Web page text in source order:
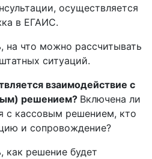
осуществляется
в ЕГАИС.
на что можно рассчитывать
ситуаций.
взаимодействие с
решением? Включена ли
с кассовым решением, кто
и сопровождение?
как решение будет